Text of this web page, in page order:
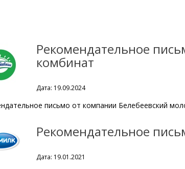
Рекомендательное
комбинат
Дата: 19.09.2024
письмо от компании Белебеевский
Рекомендательное
Дата: 19.01.2021